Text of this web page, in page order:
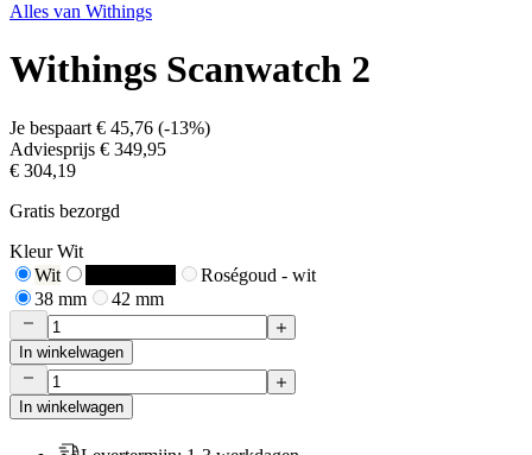
Alles van Withings
Withings Scanwatch 2
Je bespaart € 45,76 (-13%)
Adviesprijs € 349,95
€ 304,19
Gratis bezorgd
Kleur Wit
Wit
Roségoud - wit
38 mm
42 mm
In winkelwagen
In winkelwagen